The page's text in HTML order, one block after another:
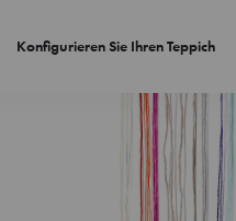
Konfigurieren Sie Ihren Teppich